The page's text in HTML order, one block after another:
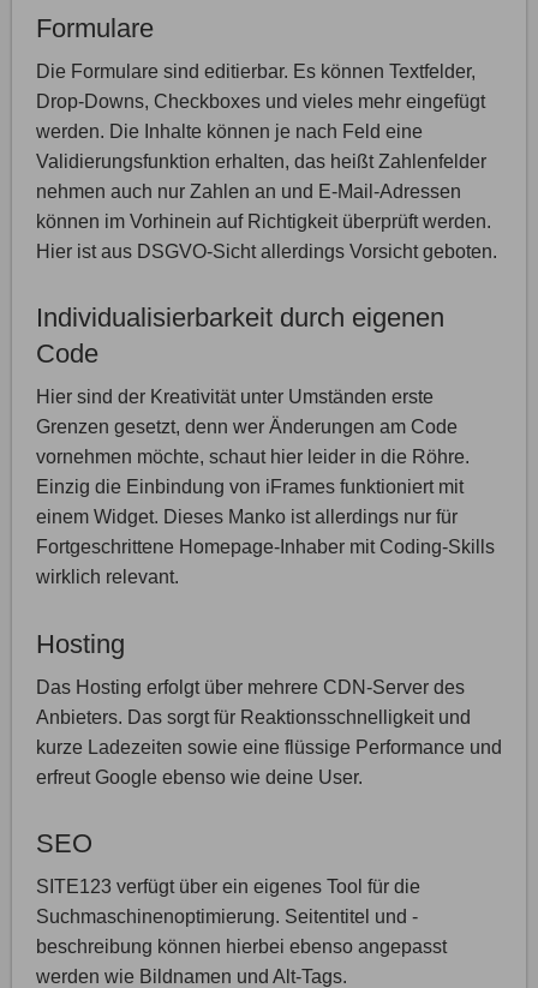
Formulare
Die Formulare sind editierbar. Es können Textfelder,
Drop-Downs, Checkboxes und vieles mehr eingefügt
werden. Die Inhalte können je nach Feld eine
Validierungsfunktion erhalten, das heißt Zahlenfelder
nehmen auch nur Zahlen an und E-Mail-Adressen
können im Vorhinein auf Richtigkeit überprüft werden.
Hier ist aus DSGVO-Sicht allerdings Vorsicht geboten.
Individualisierbarkeit durch eigenen
Code
Hier sind der Kreativität unter Umständen erste
Grenzen gesetzt, denn wer Änderungen am Code
vornehmen möchte, schaut hier leider in die Röhre.
Einzig die Einbindung von iFrames funktioniert mit
einem Widget. Dieses Manko ist allerdings nur für
Fortgeschrittene Homepage-Inhaber mit Coding-Skills
wirklich relevant.
Hosting
Das Hosting erfolgt über mehrere CDN-Server des
Anbieters. Das sorgt für Reaktionsschnelligkeit und
kurze Ladezeiten sowie eine flüssige Performance und
erfreut Google ebenso wie deine User.
SEO
SITE123 verfügt über ein eigenes Tool für die
Suchmaschinenoptimierung. Seitentitel und -
beschreibung können hierbei ebenso angepasst
werden wie Bildnamen und Alt-Tags.